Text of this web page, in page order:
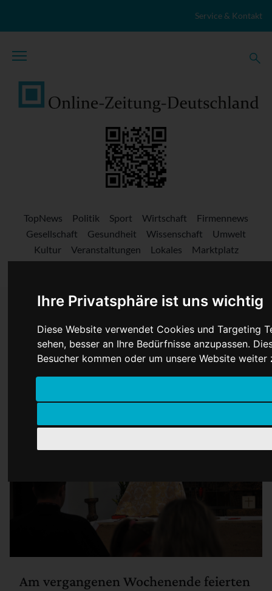
Ihre Privatsphäre ist uns wichtig
Diese Website verwendet Cookies und Targeting
sehen, besser an Ihre Bedürfnisse anzupassen.
Besucher kommen oder um unsere Website
Service & Kontakt
TopNews Politik Sport Wirtschaft
Firmennews
Gesellschaft
Gesundheit Wissenschaft
Umwelt
Kultur
Veranstaltungen Lokales
Marktplatz
Stellenangebote
Die Geschichte des
ukrainischen Osterfestes
Am vergangenen Wochenende feierten